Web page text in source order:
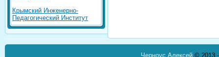
Крымский Инженерно-
Педагогический Институт
Черноус Алексей © 2013